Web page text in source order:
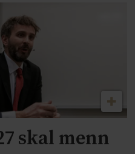
skal menn